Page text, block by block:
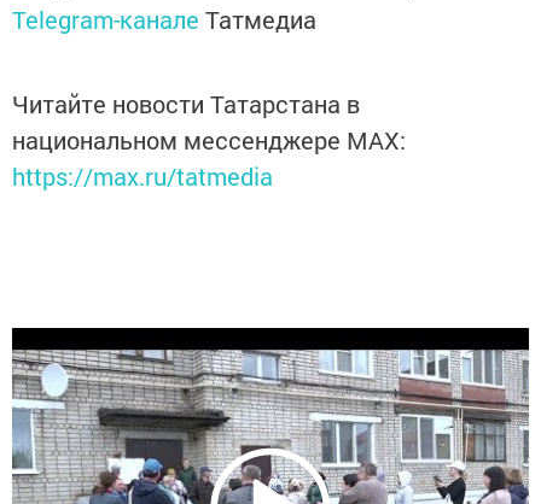
Telegram-канале Татмедиа
Читайте новости Татарстана в
национальном мессенджере MАХ:
https://max.ru/tatmedia